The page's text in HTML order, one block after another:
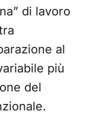
di lavoro
al
più
del